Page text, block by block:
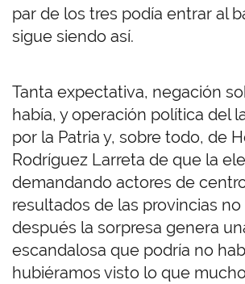
par de los tres podía entrar al
sigue siendo así.
Tanta expectativa, negación
había, y operación política del
por la Patria y, sobre todo, de
Rodríguez Larreta de que la
demandando actores de
resultados de las provincias
después la sorpresa genera
escandalosa que podría no
hubiéramos visto lo que